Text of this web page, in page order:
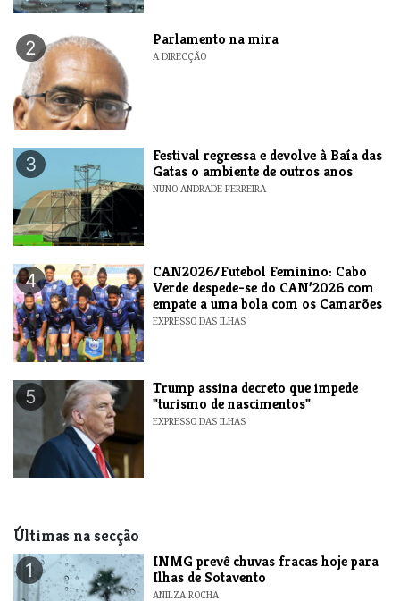
2 Parlamento na mira
A DIRECÇÃO
3
Festival regressa e devolve à Baía das
Gatas o ambiente de outros anos
NUNO ANDRADE FERREIRA
4
CAN2026/Futebol Feminino: Cabo
Verde despede-se do CAN’2026 com
empate a uma bola com os Camarões
EXPRESSO DAS ILHAS
5
Trump assina decreto que impede
"turismo de nascimentos"
EXPRESSO DAS ILHAS
Últimas na secção
1
INMG prevê chuvas fracas hoje para
Ilhas de Sotavento
ANILZA ROCHA